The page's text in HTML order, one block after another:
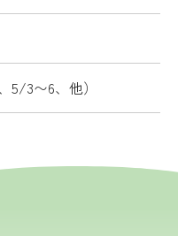
5/3〜6、他）